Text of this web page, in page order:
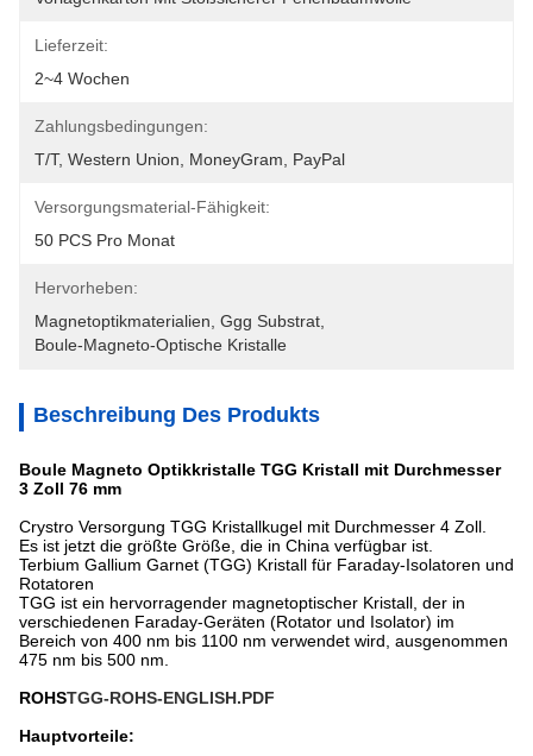
Lieferzeit:
2~4 Wochen
Zahlungsbedingungen:
T/T, Western Union, MoneyGram, PayPal
Versorgungsmaterial-Fähigkeit:
50 PCS Pro Monat
Hervorheben:
Magnetoptikmaterialien Ggg Substrat
Boule-Magneto-Optische Kristalle
Beschreibung Des Produkts
Boule Magneto Optikkristalle TGG Kristall mit Durchmesser
3 Zoll 76 mm
Crystro Versorgung TGG Kristallkugel mit Durchmesser 4 Zoll.
Es ist jetzt die größte Größe, die in China verfügbar ist.
Terbium Gallium Garnet (TGG) Kristall für Faraday-Isolatoren und
Rotatoren
TGG ist ein hervorragender magnetoptischer Kristall, der in
verschiedenen Faraday-Geräten (Rotator und Isolator) im
Bereich von 400 nm bis 1100 nm verwendet wird, ausgenommen
475 nm bis 500 nm.
ROHSTGG-ROHS-ENGLISH.PDF
Hauptvorteile: